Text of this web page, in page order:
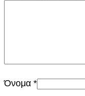
Όνομα *